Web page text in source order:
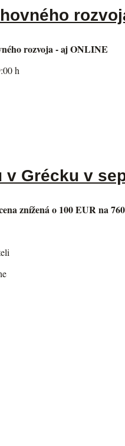
rozvoja - aj ONLINE
h
v Grécku v
znížená o 100 EUR na